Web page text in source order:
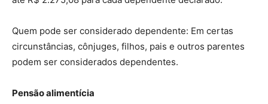
Quem pode ser considerado dependente: Em certas
circunstâncias, cônjuges, filhos, pais e outros parentes
podem ser considerados dependentes.
Pensão alimentícia